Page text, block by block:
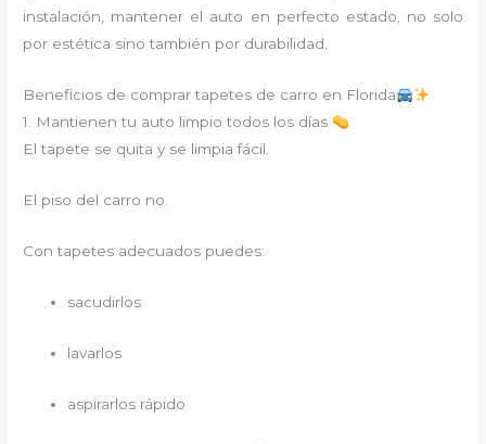
instalación, mantener el auto en perfecto estado, no solo
por estética sino también por durabilidad.
Beneficios de comprar tapetes de carro en Florida
1. Mantienen tu auto limpio todos los días
El tapete se quita y se limpia fácil.
El piso del carro no.
Con tapetes adecuados puedes:
sacudirlos
lavarlos
aspirarlos rápido